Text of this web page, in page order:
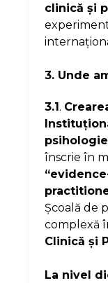
clinică şi
3. Unde
3.1.
înscrie în
Şcoală de
complexă
Clinică şi
La nivel